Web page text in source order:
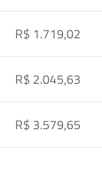
R$ 1.719,02
R$ 2.045,63
R$ 3.579,65